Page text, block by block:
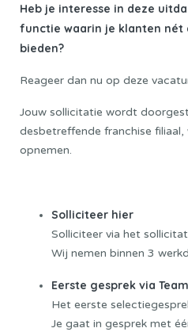
Heb je interesse in deze
functie waarin je klanten
bieden?
Reageer dan nu op deze
Jouw sollicitatie wordt
desbetreffende franchise
opnemen.
Solliciteer hier
Solliciteer via het
Wij nemen binnen 3
Eerste gesprek via
Het eerste
Je gaat in gesprek met